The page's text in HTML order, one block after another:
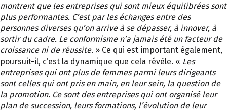
montrent que les entreprises qui sont mieux équilibrées sont
plus performantes. C’est par les échanges entre des
personnes diverses qu’on arrive à se dépasser, à innover, à
sortir du cadre. Le conformisme n’a jamais été un facteur de
croissance ni de réussite. » Ce qui est important également,
poursuit-il, c’est la dynamique que cela révèle. « Les
entreprises qui ont plus de femmes parmi leurs dirigeants
sont celles qui ont pris en main, en leur sein, la question de
la promotion. Ce sont des entreprises qui ont organisé leur
plan de succession, leurs formations, l’évolution de leur